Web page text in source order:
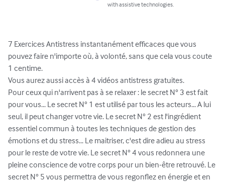
with assistive technologies.
7 Exercices Antistress instantanément efficaces que vous
pouvez faire n'importe où, à volonté, sans que cela vous coute
1 centime.
Vous aurez aussi accès à 4 vidéos antistress gratuites.
Pour ceux qui n'arrivent pas à se relaxer : le secret N° 3 est fait
pour vous... Le secret N° 1 est utilisé par tous les acteurs... A lui
seul, il peut changer votre vie. Le secret N° 2 est l'ingrédient
essentiel commun à toutes les techniques de gestion des
émotions et du stress... Le maitriser, c'est dire adieu au stress
pour le reste de votre vie. Le secret N° 4 vous redonnera une
pleine conscience de votre corps pour un bien-être retrouvé. Le
secret N° 5 vous permettra de vous regonflez en énergie et en